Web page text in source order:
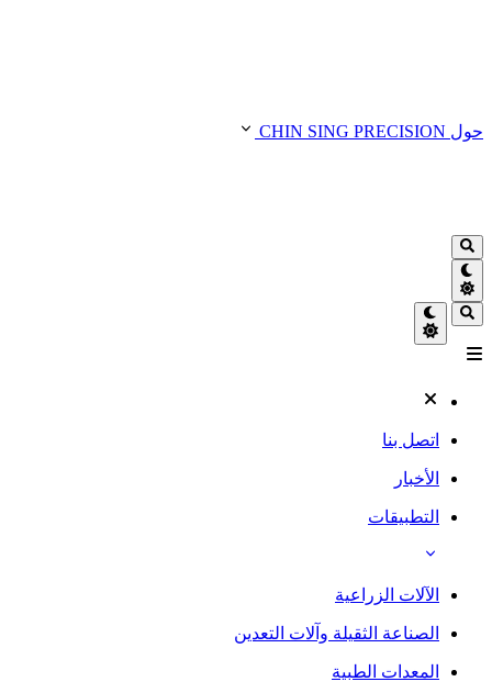
حول CHIN SING PRECISION
اتصل بنا
الأخبار
التطبيقات
الآلات الزراعية
الصناعة الثقيلة وآلات التعدين
المعدات الطبية